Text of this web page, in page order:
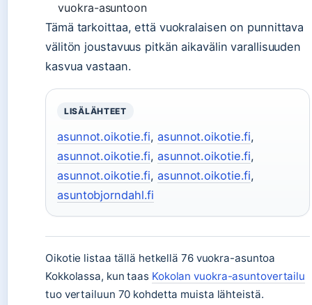
vuokra-asuntoon
Tämä tarkoittaa, että vuokralaisen on punnittava
välitön joustavuus pitkän aikavälin varallisuuden
kasvua vastaan.
LISÄLÄHTEET
asunnot.oikotie.fi,asunnot.oikotie.fi,
asunnot.oikotie.fi,asunnot.oikotie.fi,
asunnot.oikotie.fi,asunnot.oikotie.fi,
asuntobjorndahl.fi
Oikotie listaa tällä hetkellä 76 vuokra-asuntoa
Kokkolassa, kun taas Kokolan vuokra-asuntovertailu
tuo vertailuun 70 kohdetta muista lähteistä.